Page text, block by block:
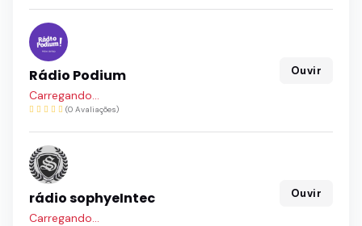
Rádio Podium
Carregando...
(0 Avaliações)
Ouvir
rádio sophyeIntec
Carregando...
Ouvir